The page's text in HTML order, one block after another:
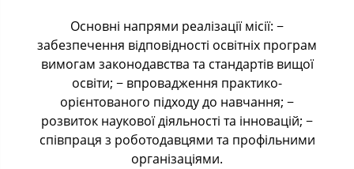
Основні напрями реалізації місії: −
забезпечення відповідності освітніх програм
вимогам законодавства та стандартів вищої
освіти; − впровадження практико-
орієнтованого підходу до навчання; −
розвиток наукової діяльності та інновацій; −
співпраця з роботодавцями та профільними
організаціями.